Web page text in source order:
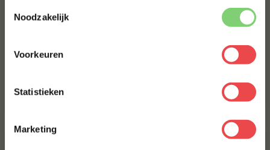
Noodzakelijk
Voorkeuren
Statistieken
Marketing
€ 8,50
ACHTERNAAM